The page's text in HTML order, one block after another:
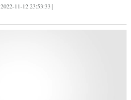
2022-11-12 23:53:33